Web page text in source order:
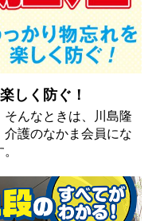
しく防ぐ！
んなときは、川島隆
護のなかま会員にな